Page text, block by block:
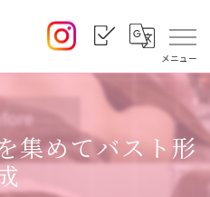
集めてバスト形